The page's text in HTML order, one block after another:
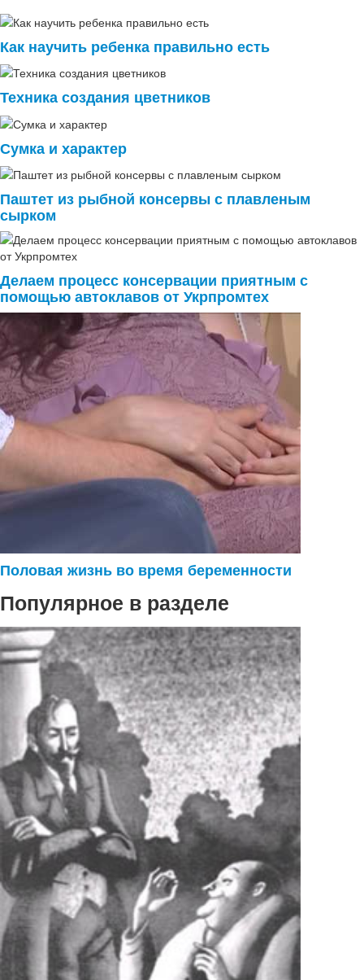
Как научить ребенка правильно есть
Техника создания цветников
Сумка и характер
Паштет из рыбной консервы с плавленым
сырком
Делаем процесс консервации приятным с
помощью автоклавов от Укрпромтех
Половая жизнь во время беременности
Популярное в разделе